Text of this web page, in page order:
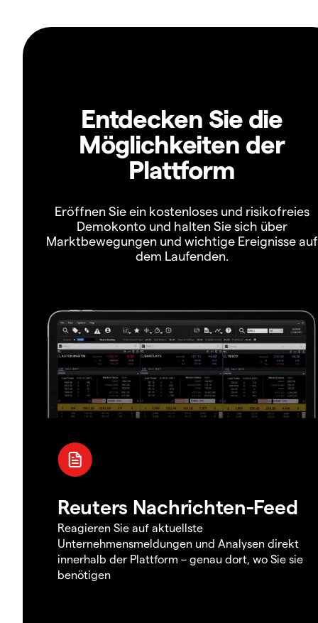
Entdecken Sie die
Möglichkeiten der
Plattform
Eröffnen Sie ein kostenloses und risikofreies
Demokonto und halten Sie sich über
Marktbewegungen und wichtige Ereignisse auf
dem Laufenden.
Reuters Nachrichten-Feed
Reagieren Sie auf aktuellste
Unternehmensmeldungen und Analysen direkt
innerhalb der Plattform – genau dort, wo Sie sie
benötigen